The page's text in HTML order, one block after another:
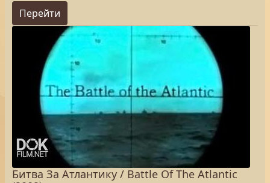
Перейти
Битва За Атлантику / Battle Of The Atlantic